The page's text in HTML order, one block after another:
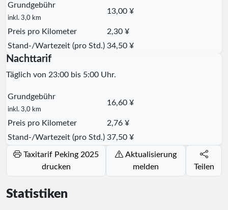
Grundgebühr
inkl. 3,0 km
13,00 ¥
Preis pro Kilometer
2,30 ¥
Stand-/Wartezeit (pro Std.) 34,50 ¥
Nachttarif
Täglich von 23:00 bis 5:00 Uhr.
Grundgebühr
inkl. 3,0 km
16,60 ¥
Preis pro Kilometer
2,76 ¥
Stand-/Wartezeit (pro Std.) 37,50 ¥
Taxitarif Peking 2025
drucken
Aktualisierung
melden
Teilen
Statistiken